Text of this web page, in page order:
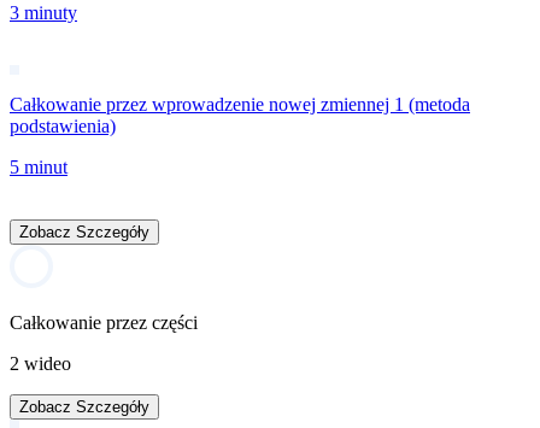
3 minuty
Całkowanie przez wprowadzenie nowej zmiennej 1 (metoda
podstawienia)
5 minut
Zobacz Szczegóły
Całkowanie przez części
2 wideo
Zobacz Szczegóły